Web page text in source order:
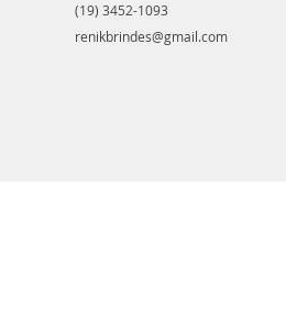
(19) 3452-1093
renikbrindes@gmail.com